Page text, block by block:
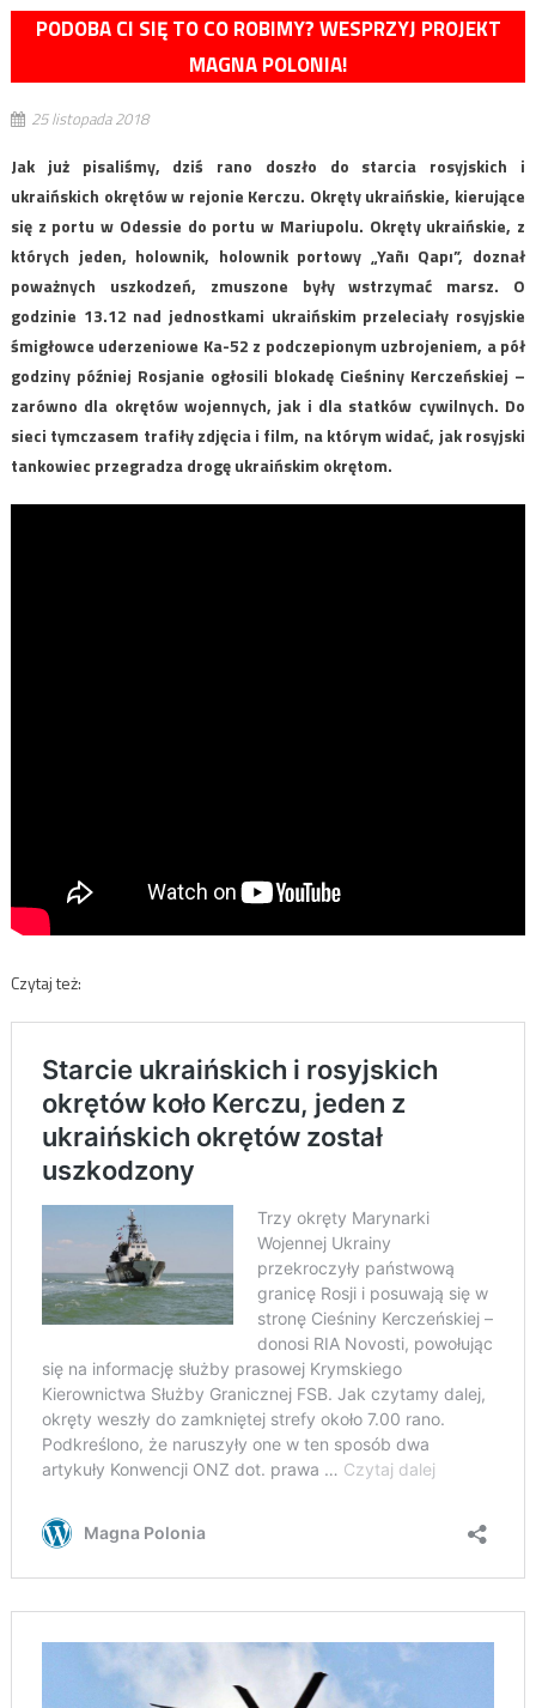
PODOBA CI SIĘ TO CO ROBIMY? WESPRZYJ PROJEKT
MAGNA POLONIA!
25 listopada 2018
Jak już pisaliśmy, dziś rano doszło do starcia rosyjskich i
ukraińskich okrętów w rejonie Kerczu. Okręty ukraińskie, kierujące
się z portu w Odessie do portu w Mariupolu. Okręty ukraińskie, z
których jeden, holownik, holownik portowy „Yañı Qapı”, doznał
poważnych uszkodzeń, zmuszone były wstrzymać marsz. O
godzinie 13.12 nad jednostkami ukraińskim przeleciały rosyjskie
śmigłowce uderzeniowe Ka-52 z podczepionym uzbrojeniem, a pół
godziny później Rosjanie ogłosili blokadę Cieśniny Kerczeńskiej –
zarówno dla okrętów wojennych, jak i dla statków cywilnych. Do
sieci tymczasem trafiły zdjęcia i film, na którym widać, jak rosyjski
tankowiec przegradza drogę ukraińskim okrętom.
Czytaj też: